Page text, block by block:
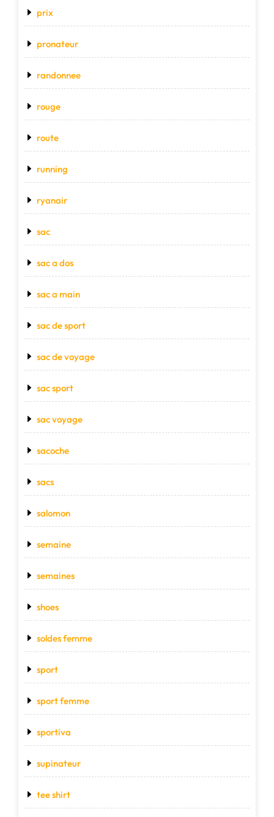
prix
pronateur
randonnee
rouge
route
running
ryanair
sac
sac a dos
sac a main
sac de sport
sac de voyage
sac sport
sac voyage
sacoche
sacs
salomon
semaine
semaines
shoes
soldes femme
sport
sport femme
sportiva
supinateur
tee shirt